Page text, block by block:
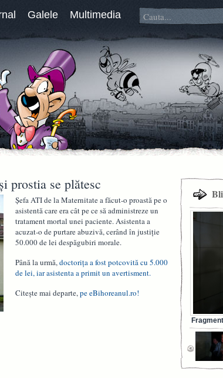
Galele Multimedia
prostia se plătesc
Șefa ATI de la Maternitate a făcut-o proastă pe o
asistentă care era cât pe ce să administreze un
tratament mortal unei paciente. Asistenta a
acuzat-o de purtare abuzivă, cerând în justiție
50.000 de lei despăgubiri morale.
Până la urmă,doctorița a fost potcovită cu 5.000
de lei, iar asistenta a primit un avertisment.
Citește mai departe,pe eBihoreanul.ro!